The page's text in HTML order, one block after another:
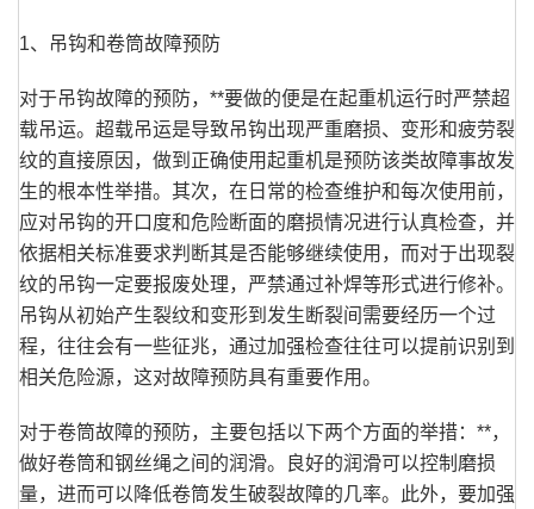
1、吊钩和卷筒故障预防
对于吊钩故障的预防，**要做的便是在起重机运行时严禁超
载吊运。超载吊运是导致吊钩出现严重磨损、变形和疲劳裂
纹的直接原因，做到正确使用起重机是预防该类故障事故发
生的根本性举措。其次，在日常的检查维护和每次使用前，
应对吊钩的开口度和危险断面的磨损情况进行认真检查，并
依据相关标准要求判断其是否能够继续使用，而对于出现裂
纹的吊钩一定要报废处理，严禁通过补焊等形式进行修补。
吊钩从初始产生裂纹和变形到发生断裂间需要经历一个过
程，往往会有一些征兆，通过加强检查往往可以提前识别到
相关危险源，这对故障预防具有重要作用。
对于卷筒故障的预防，主要包括以下两个方面的举措：**，
做好卷筒和钢丝绳之间的润滑。良好的润滑可以控制磨损
量，进而可以降低卷筒发生破裂故障的几率。此外，要加强